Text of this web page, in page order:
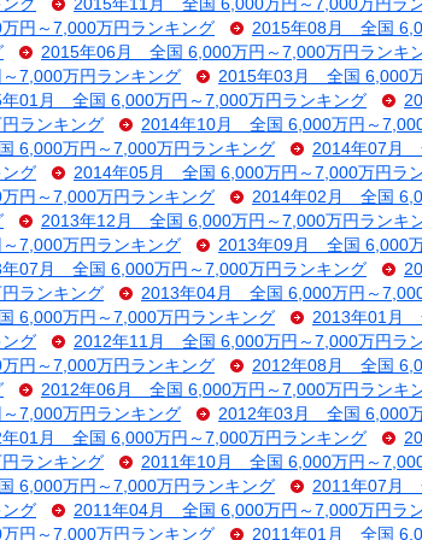
グ
2015年11月 全国 6,000万円～7,000万円ラ
円～7,000万円ランキング
2015年08月 全国
2015年06月 全国 6,000万円～7,000万円ランキ
7,000万円ランキング
2015年03月 全国 6,000
01月 全国 6,000万円～7,000万円ランキング
ランキング
2014年10月 全国 6,000万円～
6,000万円～7,000万円ランキング
2014年07月
グ
2014年05月 全国 6,000万円～7,000万円ラ
円～7,000万円ランキング
2014年02月 全国
2013年12月 全国 6,000万円～7,000万円ランキ
7,000万円ランキング
2013年09月 全国 6,000
07月 全国 6,000万円～7,000万円ランキング
ランキング
2013年04月 全国 6,000万円～
6,000万円～7,000万円ランキング
2013年01月
グ
2012年11月 全国 6,000万円～7,000万円ラ
円～7,000万円ランキング
2012年08月 全国
2012年06月 全国 6,000万円～7,000万円ランキ
7,000万円ランキング
2012年03月 全国 6,000
01月 全国 6,000万円～7,000万円ランキング
ランキング
2011年10月 全国 6,000万円～
6,000万円～7,000万円ランキング
2011年07月
グ
2011年04月 全国 6,000万円～7,000万円ラ
円～7,000万円ランキング 2011年01月 全国